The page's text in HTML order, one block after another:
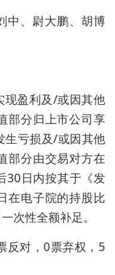
中、尉大鹏、胡博
现盈利及/或因其他
部分归上市公司享
生亏损及/或因其他
部分由交易对方在
30日内按其于《发
在电子院的持股比
次性全额补足。
反对，0票弃权，5